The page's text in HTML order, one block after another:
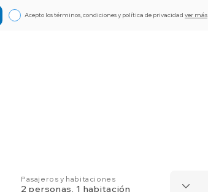
Acepto los términos, condiciones y política de privacidad ver más
Pasajeros y habitaciones
2 personas, 1 habitación